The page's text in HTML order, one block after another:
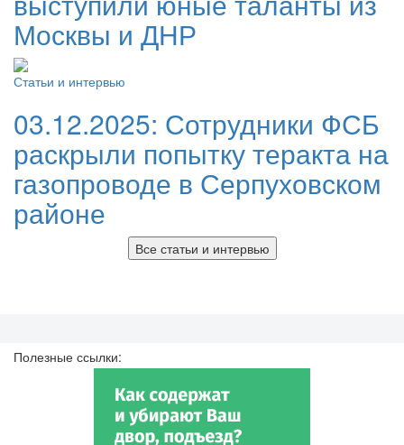
Москвы и ДНР
Статьи и интервью
03.12.2025: Сотрудники ФСБ
раскрыли попытку теракта на
газопроводе в Серпуховском
районе
Все статьи и интервью
Полезные ссылки: